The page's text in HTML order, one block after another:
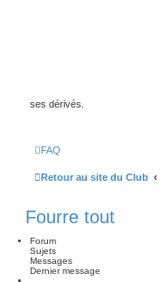
ses dérivés.
FAQ
Retour au site du Club
Fourre tout
Forum
Sujets
Messages
Dernier message